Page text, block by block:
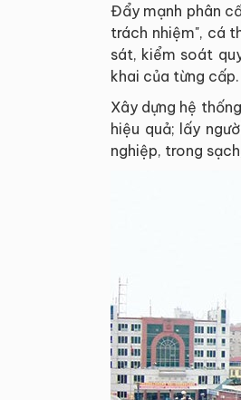
Đẩy mạnh phân
trách nhiệm", cá
sát, kiểm soát
khai của từng cấp.
Xây dựng hệ
hiệu quả; lấy
nghiệp, trong